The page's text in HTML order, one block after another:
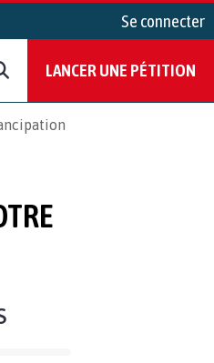
Se connecter
LANCER UNE PÉTITION